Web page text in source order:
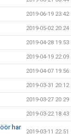
2019-06-19 23:42
2019-05-02 20:24
2019-04-28 19:53
2019-04-19 22:09
2019-04-07 19:56
2019-03-31 20:12
2019-03-27 20:29
2019-03-22 18:43
har
2019-03-11 22:51